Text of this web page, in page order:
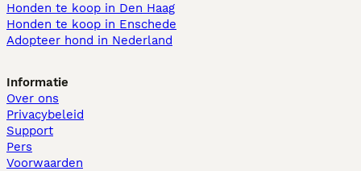
Honden te koop in Den Haag
Honden te koop in Enschede
Adopteer hond in Nederland
Informatie
Over ons
Privacybeleid
Support
Pers
Voorwaarden